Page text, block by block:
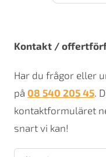
Kontakt /
Har du frågor eller
på 08 540 205 45.
kontaktformuläret
snart vi kan!